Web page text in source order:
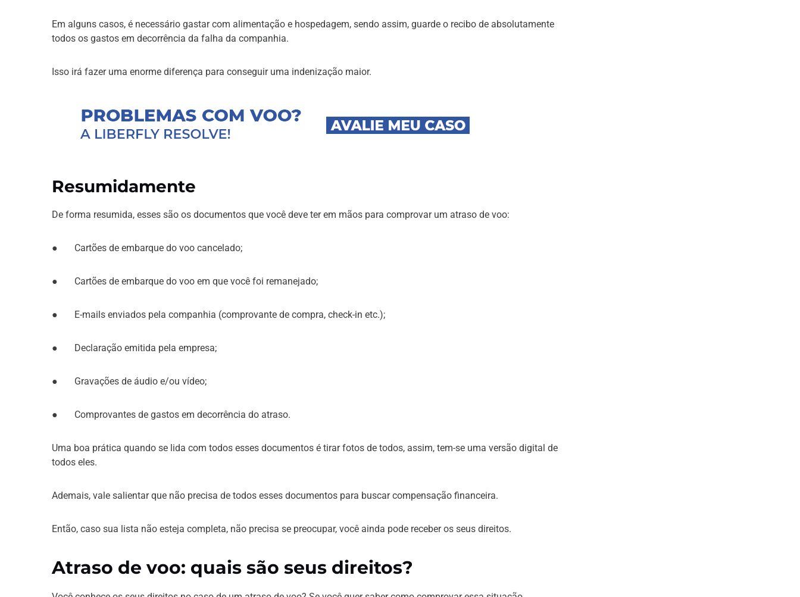
Em alguns casos, é necessário gastar com alimentação e hospedagem, sendo assim, guarde o recibo de absolutamente
todos os gastos em decorrência da falha da companhia.
Isso irá fazer uma enorme diferença para conseguir uma indenização maior.
Resumidamente
De forma resumida, esses são os documentos que você deve ter em mãos para comprovar um atraso de voo:
● Cartões de embarque do voo cancelado;
● Cartões de embarque do voo em que você foi remanejado;
● E-mails enviados pela companhia (comprovante de compra, check-in etc.);
● Declaração emitida pela empresa;
● Gravações de áudio e/ou vídeo;
● Comprovantes de gastos em decorrência do atraso.
Uma boa prática quando se lida com todos esses documentos é tirar fotos de todos, assim, tem-se uma versão digital de
todos eles.
Ademais, vale salientar que não precisa de todos esses documentos para buscar compensação financeira.
Então, caso sua lista não esteja completa, não precisa se preocupar, você ainda pode receber os seus direitos.
Atraso de voo: quais são seus direitos?